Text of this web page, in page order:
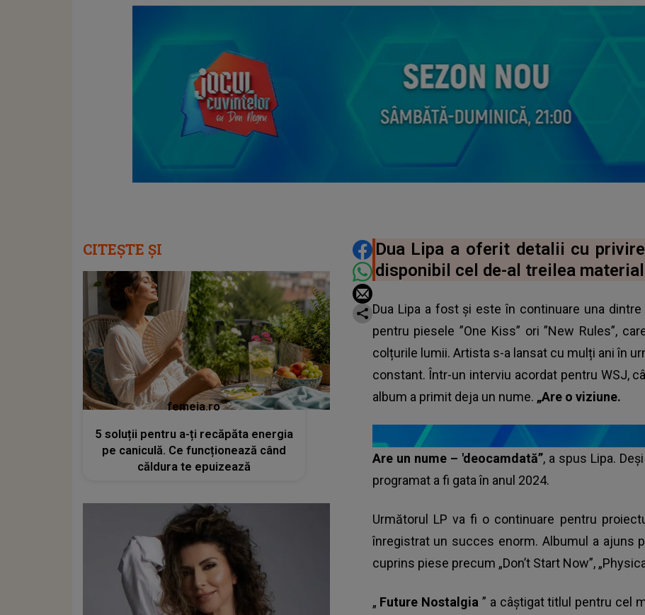
DISTRIBUIE ARTICOLUL
Dua Lipa a oferit detalii cu
disponibil cel de-al treilea
Dua Lipa a fost și este în continuare una
pentru piesele ”One Kiss” ori ”New Rules”,
colțurile lumii. Artista s-a lansat cu mulți ani în
constant. Într-un interviu acordat pentru WSJ,
album a primit deja un nume. „Are o viziune.
Are un nume – 'deocamdată”, a spus Lipa.
programat a fi gata în anul 2024.
Următorul LP va fi o continuare pentru
înregistrat un succes enorm. Albumul a ajuns
cuprins piese precum „Don’t Start Now”,
„ Future Nostalgia ” a câștigat titlul pentru cel
CITEȘTE ȘI
femeia.ro
5 soluții pentru a-ți recăpăta energia
pe caniculă. Ce funcționează când
căldura te epuizează